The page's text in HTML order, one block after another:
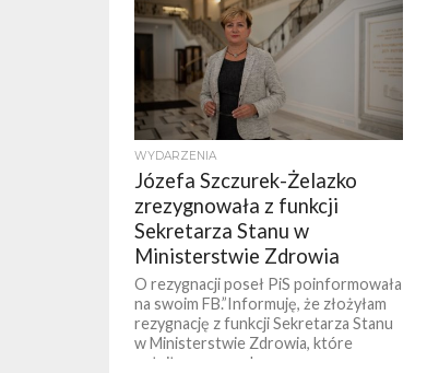
WYDARZENIA
Józefa Szczurek-Żelazko
zrezygnowała z funkcji
Sekretarza Stanu w
Ministerstwie Zdrowia
O rezygnacji poseł PiS poinformowała
na swoim FB.”Informuję, że złożyłam
rezygnację z funkcji Sekretarza Stanu
w Ministerstwie Zdrowia, które
pełniłam przez okres...